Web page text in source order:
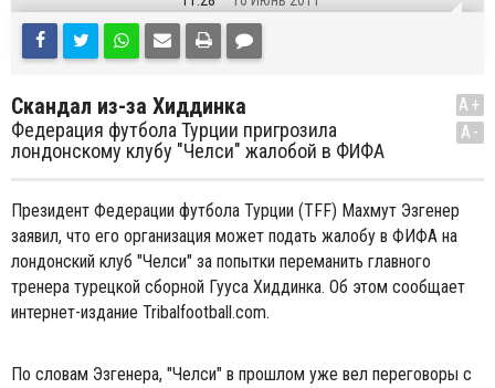
Скандал из-за Хиддинка
Федерация футбола Турции пригрозила
лондонскому клубу "Челси" жалобой в ФИФА
A+
A-
Президент Федерации футбола Турции (TFF) Махмут Эзгенер
заявил, что его организация может подать жалобу в ФИФА на
лондонский клуб "Челси" за попытки переманить главного
тренера турецкой сборной Гууса Хиддинка. Об этом сообщает
интернет-издание Tribalfootball.com.
По словам Эзгенера, "Челси" в прошлом уже вел переговоры с